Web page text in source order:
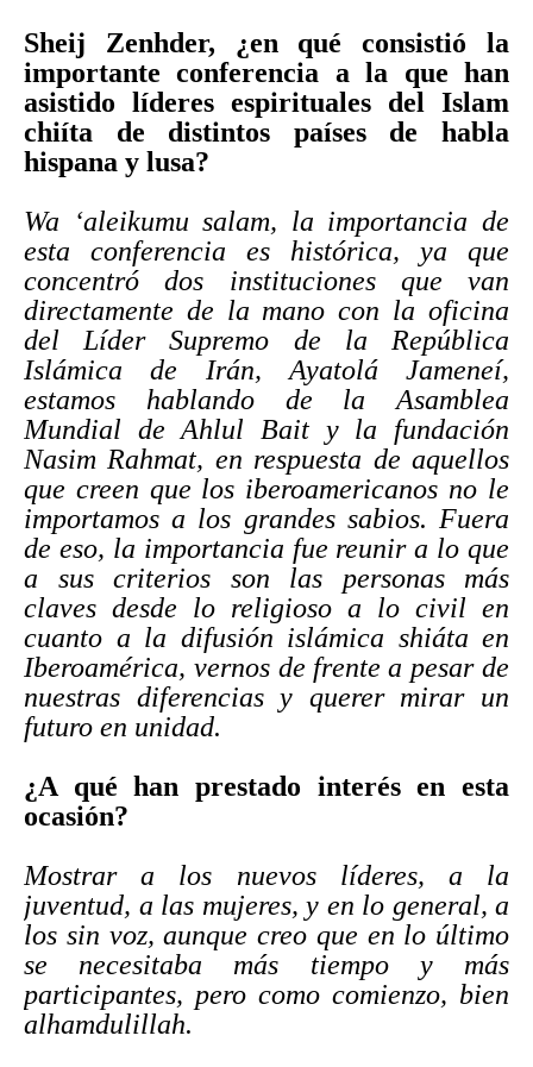
Sheij Zenhder, ¿en qué consistió la
importante conferencia a la que han
asistido líderes espirituales del Islam
chiíta de distintos países de habla
hispana y lusa?
Wa ‘aleikumu salam, la importancia de
esta conferencia es histórica, ya que
concentró dos instituciones que van
directamente de la mano con la oficina
del Líder Supremo de la República
Islámica de Irán, Ayatolá Jameneí,
estamos hablando de la Asamblea
Mundial de Ahlul Bait y la fundación
Nasim Rahmat, en respuesta de aquellos
que creen que los iberoamericanos no le
importamos a los grandes sabios. Fuera
de eso, la importancia fue reunir a lo que
a sus criterios son las personas más
claves desde lo religioso a lo civil en
cuanto a la difusión islámica shiáta en
Iberoamérica, vernos de frente a pesar de
nuestras diferencias y querer mirar un
futuro en unidad.
¿A qué han prestado interés en esta
ocasión?
Mostrar a los nuevos líderes, a la
juventud, a las mujeres, y en lo general, a
los sin voz, aunque creo que en lo último
se necesitaba más tiempo y más
participantes, pero como comienzo, bien
alhamdulillah.